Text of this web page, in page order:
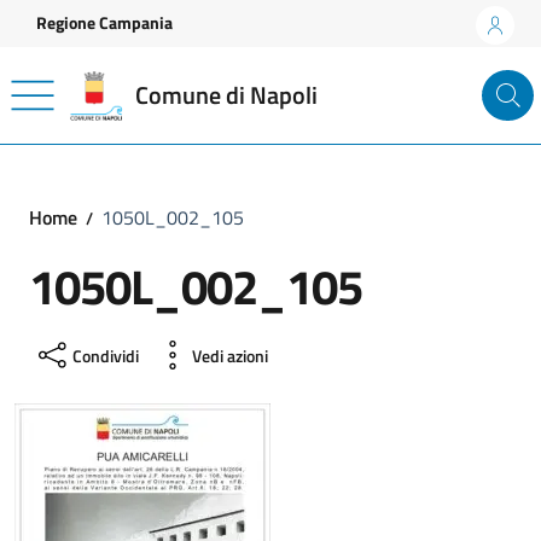
Vai ai contenuti
Vai al footer
Regione Campania
Comune di Napoli
Home 1050L_002_105
1050L_002_105
Condividi Vedi azioni